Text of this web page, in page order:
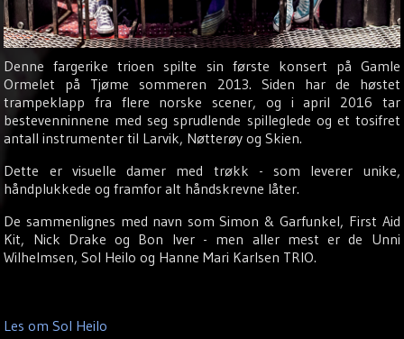
Hanne
Mari
Karlsen
Unni
Wilhelmsen
Kontakt
Denne fargerike trioen spilte sin første konsert på Gamle
Ormelet på Tjøme sommeren 2013. Siden har de høstet
trampeklapp fra flere norske scener, og i april 2016 tar
bestevenninnene med seg sprudlende spilleglede og et tosifret
antall instrumenter til Larvik, Nøtterøy og Skien.
Dette er visuelle damer med trøkk - som leverer unike,
håndplukkede og framfor alt håndskrevne låter.
De sammenlignes med navn som Simon & Garfunkel, First Aid
Kit, Nick Drake og Bon Iver - men aller mest er de Unni
Wilhelmsen, Sol Heilo og Hanne Mari Karlsen TRIO.
Les om Sol Heilo